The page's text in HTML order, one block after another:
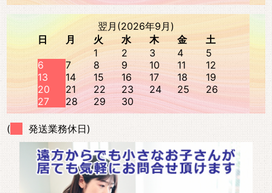
翌月(2026年9月)
日
月 火 水 木 金
土
1
2 3 4
5
6
7 8 9 10 11
12
13
14 15 16 17 18
19
20
21 22 23 24 25
26
27
28 29 30
( 発送業務休日)